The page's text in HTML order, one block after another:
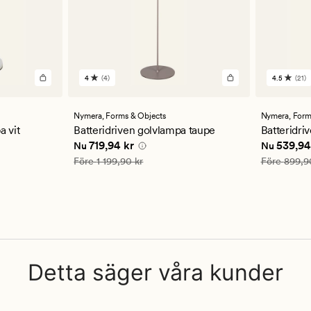
vit
4
ett
genomsnittligt
betyg
på
4
4 (4)
Nymera, Forms & Objects
Batteridriven golvlampa taupe
Nuvarande pris
Nu 719,94 kr
Ordinarie pris 1 199,90 kr
Före1 199,90 kr
21
ett
betyg
på
4.5
4.5 (21)
Nymera,
Nu
Ordinarie
Före
Detta säger våra kunder